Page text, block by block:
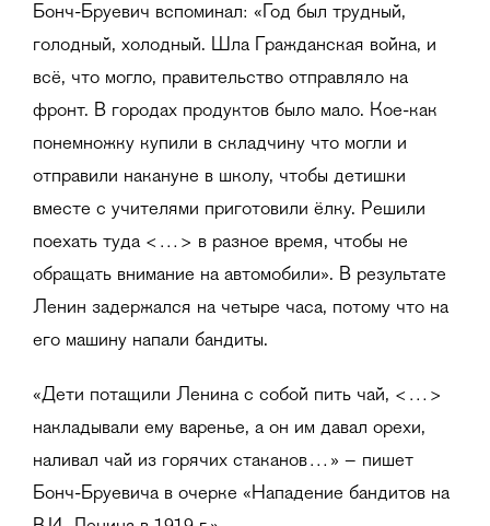
Бонч-Бруевич вспоминал: «Год был трудный,
голодный, холодный. Шла Гражданская война, и
всё, что могло, правительство отправляло на
фронт. В городах продуктов было мало. Кое-как
понемножку купили в складчину что могли и
отправили накануне в школу, чтобы детишки
вместе с учителями приготовили ёлку. Решили
поехать туда <…> в разное время, чтобы не
обращать внимание на автомобили». В результате
Ленин задержался на четыре часа, потому что на
его машину напали бандиты.
«Дети потащили Ленина с собой пить чай, <…>
накладывали ему варенье, а он им давал орехи,
наливал чай из горячих стаканов…» – пишет
Бонч-Бруевича в очерке «Нападение бандитов на